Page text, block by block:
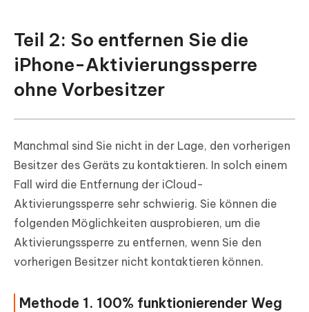
Teil 2: So entfernen Sie die
iPhone-Aktivierungssperre
ohne Vorbesitzer
Manchmal sind Sie nicht in der Lage, den vorherigen
Besitzer des Geräts zu kontaktieren. In solch einem
Fall wird die Entfernung der iCloud-
Aktivierungssperre sehr schwierig. Sie können die
folgenden Möglichkeiten ausprobieren, um die
Aktivierungssperre zu entfernen, wenn Sie den
vorherigen Besitzer nicht kontaktieren können.
Methode 1. 100% funktionierender Weg